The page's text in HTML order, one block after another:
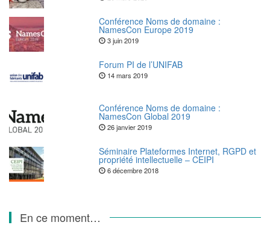
Conférence Noms de domaine :
NamesCon Europe 2019
3 juin 2019
Forum PI de l’UNIFAB
14 mars 2019
Conférence Noms de domaine :
NamesCon Global 2019
26 janvier 2019
Séminaire Plateformes Internet, RGPD et
propriété intellectuelle – CEIPI
6 décembre 2018
En ce moment…